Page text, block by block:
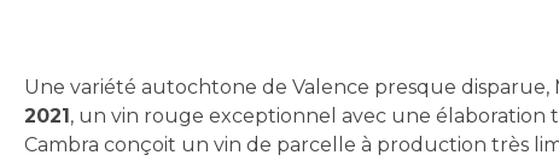
of
the
images
Une variété autochtone de Valence presque
2021, un vin rouge exceptionnel avec une élaboration
Cambra conçoit un vin de parcelle à production très